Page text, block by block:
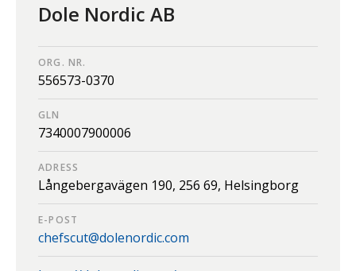
Dole Nordic AB
ORG. NR.
556573-0370
GLN
7340007900006
ADRESS
Långebergavägen 190, 256 69, Helsingborg
E-POST
chefscut@dolenordic.com